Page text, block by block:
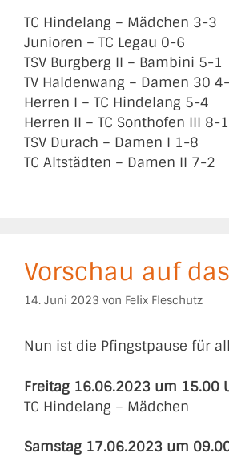
TC Hindelang – Mädchen 3-3
Junioren – TC Legau 0-6
TSV Burgberg II – Bambini 5-1
TV Haldenwang – Damen 30
Herren I – TC Hindelang 5-4
Herren II – TC Sonthofen III 8-1
TSV Durach – Damen I 1-8
TC Altstädten – Damen II 7-2
Vorschau auf
14. Juni 2023 von Felix Fleschutz
Nun ist die Pfingstpause für
Freitag 16.06.2023 um 15.00
TC Hindelang – Mädchen
Samstag 17.06.2023 um